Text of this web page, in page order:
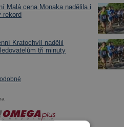
Malá cena Monaka nadělila i
rekord
Kratochvíl nadělil
tři minuty